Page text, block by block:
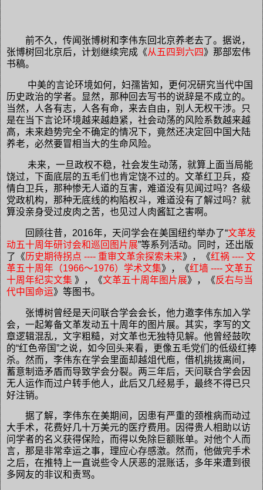
前不久， 传闻张博树和李伟东回北京养老去了。据说，
张博树回北京后，计划继续完成《从五四到六四》那部宏伟
书稿。
中美的言论环境如何，妇孺皆知，更何况研究当代中国
历史政治的学者。显然，那种回去写书的说辞是不成立的。
当然，人各有志，人各有命，来去自由，别人无权干涉。只
是在当下言论环境越来越趋紧，社会动荡的风险系数越来越
高，未来趋势完全不确定的情况下，竟然还决定回中国大陆
养老，必然要冒相当大的生命风险。
未来，一旦政权不稳，社会发生动荡，就算上面当局能
饶过，下面底层的五毛们也肯定饶不过的。文革红卫兵，疫
情白卫兵，那种惨无人道的互害，难道没有见闻过吗？各级
党政机构，那种无底线的构陷权斗，难道没有了解过吗？就
算没亲身受过皮肉之苦，也见过人肉酱缸之害啊。
回顾往昔， 2016年，天问学会在美国纽约举办了“文革发
动五十周年研讨会和巡回图片展”等系列活动。同时，还出版
了《历史期待拐点 ---- 重审文革余探索未来》，《红祸 ---- 文
革五十周年（1966～1976）学术文集》，《红墙 ---- 文革五
十周年纪实文集 》，《文革五十周年图片展》，《反右与当
代中国命运》等图书。
张博树曾经是天问联合学会会长，他力邀李伟东加入学
会，一起筹备文革发动五十周年的图片展。其实，李写的文
章逻辑混乱，文字粗糙，对文革也无独特见解。他曾经鼓吹
的“红色帝国”之说，如今回头来看，更像五毛党们的低级红捧
杀。然而，李伟东在学会里面却越俎代庖，借机挑拨离间，
蓄意制造矛盾而导致学会分裂。两三年后，天问联合学会因
无人运作而过户转手他人，此后又几经易手，最终不得已只
好注销。
据了解，李伟东在美期间，因患有严重的颈椎病而动过
大手术，花费好几十万美元的医疗费用。因得贵人相助以访
问学者的名义获得保险，而得以免除巨额账单。对他个人而
言，那是非常幸运之事，理应心存感激。然而，他做完手术
之后，在推特上一直说些令人厌恶的混账话，多年来遭到很
多网友的非议和责骂。